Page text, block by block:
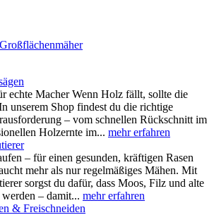
echte Macher Wenn Holz fällt, sollte die
unserem Shop findest du die richtige
– vom schnellen Rückschnitt im
Holzernte im... mehr erfahren
– für einen gesunden, kräftigen Rasen
mehr als nur regelmäßiges Mähen. Mit
sorgst du dafür, dass Moos, Filz und alte
– damit... mehr erfahren
& Freischneiden